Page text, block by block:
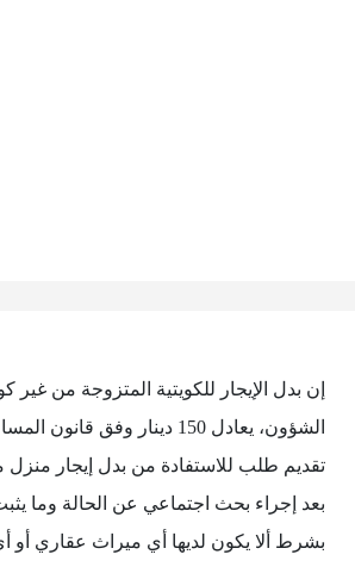
إن بدل الإيجار للكويتية المتزوجة من
الشؤون، يعادل 150 دينار وفق
تقديم طلب للاستفادة من بدل إيجار
بعد إجراء بحث اجتماعي عن الحالة وما
بشرط ألا يكون لديها أي ميراث عقاري أو